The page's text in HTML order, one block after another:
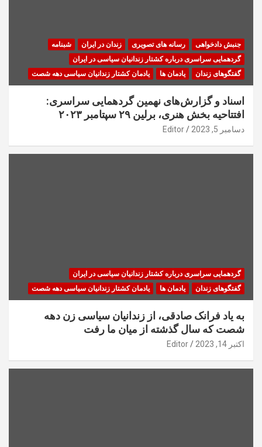
جنبش دادخواهی رسانه های تصویری زندان در ایران
شبنامه
گردهمایی سراسری درباره کشتار زندانیان سیاسی در ایران
گفتگوهای زندان
یادمان ها یادمان کشتار زندانیان سیاسی دهه شصت
اسناد و گزارش‌های نهمین گردهمایی سراسری:
افتتاحیه بخش هنری، برلین ۲۹ سپتامبر ۲۰۲۳
دسامبر 5, 2023 Editor
گردهمایی سراسری درباره کشتار زندانیان سیاسی در ایران
گفتگوهای زندان
یادمان ها یادمان کشتار زندانیان سیاسی دهه شصت
به یاد فرانک صادقی، از زندانیان سیاسی زن دهه
شصت که سال گذشته از میان ما رفت
اکتبر 14, 2023 Editor